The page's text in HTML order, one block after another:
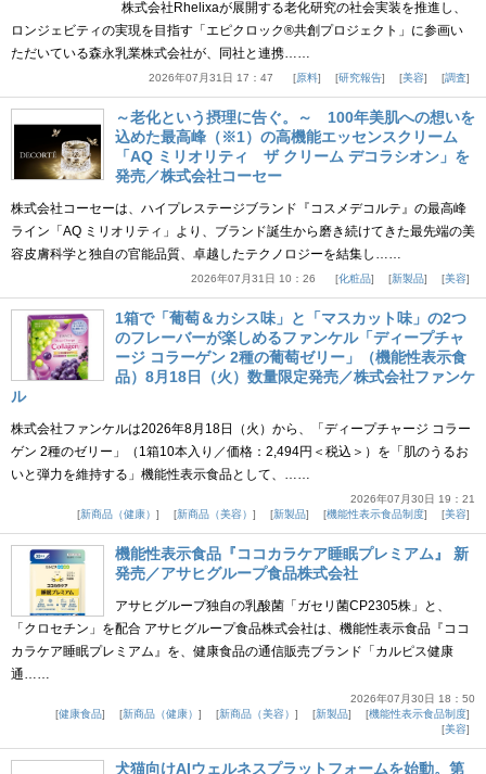
株式会社Rhelixaが展開する老化研究の社会実装を推進し、
ロンジェビティの実現を目指す「エピクロック®共創プロジェクト」に参画い
ただいている森永乳業株式会社が、同社と連携……
2026年07月31日 17：47 原料 研究報告 美容 調査
～老化という摂理に告ぐ。～ 100年美肌への想いを
込めた最高峰（※1）の高機能エッセンスクリーム
「AQ ミリオリティ ザ クリーム デコラシオン」を
発売／株式会社コーセー
株式会社コーセーは、ハイプレステージブランド『コスメデコルテ』の最高峰
ライン「AQ ミリオリティ」より、ブランド誕生から磨き続けてきた最先端の美
容皮膚科学と独自の官能品質、卓越したテクノロジーを結集し……
2026年07月31日 10：26 化粧品 新製品 美容
1箱で「葡萄＆カシス味」と「マスカット味」の2つ
のフレーバーが楽しめるファンケル「ディープチャ
ージ コラーゲン 2種の葡萄ゼリー」（機能性表示食
品）8月18日（火）数量限定発売／株式会社ファンケ
ル
株式会社ファンケルは2026年8月18日（火）から、「ディープチャージ コラー
ゲン 2種のゼリー」（1箱10本入り／価格：2,494円＜税込＞）を「肌のうるお
いと弾力を維持する」機能性表示食品として、……
2026年07月30日 19：21
新商品（健康）
新商品（美容） 新製品 機能性表示食品制度 美容
機能性表示食品『ココカラケア睡眠プレミアム』 新
発売／アサヒグループ食品株式会社
アサヒグループ独自の乳酸菌「ガセリ菌CP2305株」と、
「クロセチン」を配合 アサヒグループ食品株式会社は、機能性表示食品『ココ
カラケア睡眠プレミアム』を、健康食品の通信販売ブランド「カルピス健康
通……
2026年07月30日 18：50
健康食品
新商品（健康） 新商品（美容） 新製品
機能性表示食品制度
美容
犬猫向けAIウェルネスプラットフォームを始動。第